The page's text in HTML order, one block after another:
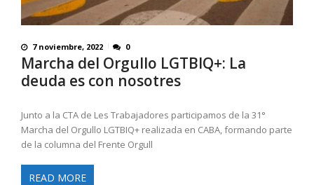
7 noviembre, 2022 0
Marcha del Orgullo LGTBIQ+: La
deuda es con nosotres
Junto a la CTA de Les Trabajadores participamos de la 31°
Marcha del Orgullo LGTBIQ+ realizada en CABA, formando parte
de la columna del Frente Orgull
READ MORE